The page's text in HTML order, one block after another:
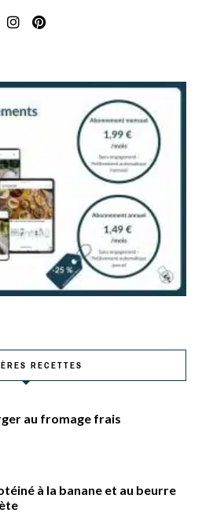
RECETTES
au fromage frais
à la banane et au beurre